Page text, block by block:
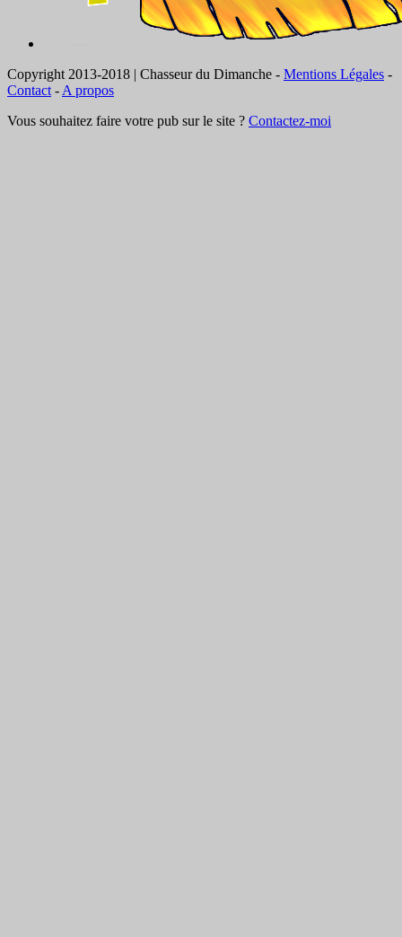
Copyright 2013-2018 | Chasseur du Dimanche - Mentions Légales -
Contact - A propos
Vous souhaitez faire votre pub sur le site ? Contactez-moi